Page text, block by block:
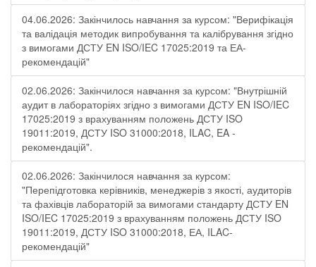
04.06.2026: Закінчилось навчання за курсом: "Верифікація
та валідація методик випробування та калібрування згідно
з вимогами ДСТУ EN ISO/IEC 17025:2019 та ЕА-
рекомендацій"
02.06.2026: Закінчилося навчання за курсом: "Внутрішній
аудит в лабораторіях згідно з вимогами ДСТУ EN ISO/IEC
17025:2019 з врахуванням положень ДСТУ ISO
19011:2019, ДСТУ ISO 31000:2018, ILAC, EA -
рекомендацій".
02.06.2026: Закінчилося навчання за курсом:
"Перепідготовка керівників, менеджерів з якості, аудиторів
та фахівців лабораторій за вимогами стандарту ДСТУ EN
ISO/IEC 17025:2019 з врахуванням положень ДСТУ ISO
19011:2019, ДСТУ ISO 31000:2018, ЕА, ILAC-
рекомендацій"